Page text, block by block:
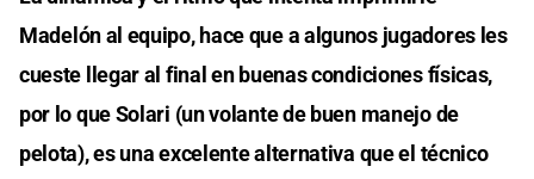
Madelón al equipo, hace que a algunos jugadores les
cueste llegar al final en buenas condiciones físicas,
por lo que Solari (un volante de buen manejo de
pelota), es una excelente alternativa que el técnico